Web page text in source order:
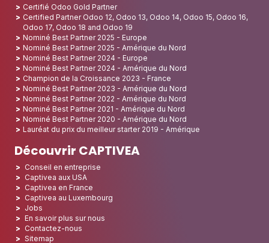
Certifié Odoo Gold Partner
Certified Partner Odoo 12, Odoo 13, Odoo 14, Odoo 15, Odoo 16,
Odoo 17, Odoo 18 and Odoo 19
Nominé Best Partner 2025 - Europe
Nominé Best Partner 2025 - Amérique du Nord
Nominé Best Partner 2024 - Europe
Nominé Best Partner 2024 - Amérique du Nord
Champion de la Croissance 2023 - France
Nominé Best Partner 2023 - Amérique du Nord
Nominé Best Partner 2022 - Amérique du Nord
Nominé Best Partner 2021 - Amérique du Nord
Nominé Best Partner 2020 - Amérique du Nord
Lauréat du prix du meilleur starter 2019 - Amérique
Découvrir CAPTIVEA
Conseil en entreprise
Captivea aux USA
Captivea en France
Captivea au Luxembourg
Jobs
En savoir plus sur nous
Contactez-nous
Sitemap